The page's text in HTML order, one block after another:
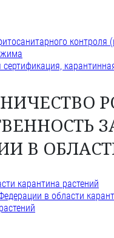
В
карантина растений
в области